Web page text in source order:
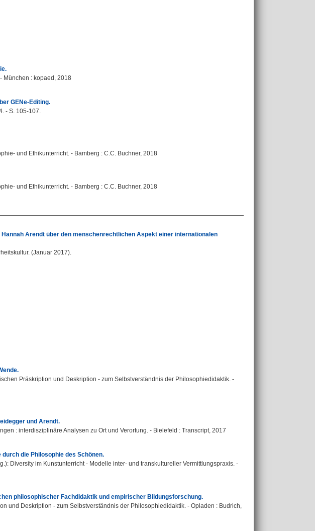
München : kopaed, 2018
GENe-Editing.
- S. 105-107.
und Ethikunterricht. - Bamberg : C.C. Buchner, 2018
und Ethikunterricht. - Bamberg : C.C. Buchner, 2018
Arendt über den menschenrechtlichen Aspekt einer internationalen
(Januar 2017).
Präskription und Deskription - zum Selbstverständnis der Philosophiedidaktik. -
und Arendt.
: interdisziplinäre Analysen zu Ort und Verortung. - Bielefeld : Transcript, 2017
die Philosophie des Schönen.
Diversity im Kunstunterricht - Modelle inter- und transkultureller Vermittlungspraxis. -
philosophischer Fachdidaktik und empirischer Bildungsforschung.
und Deskription - zum Selbstverständnis der Philosophiedidaktik. - Opladen : Budrich,